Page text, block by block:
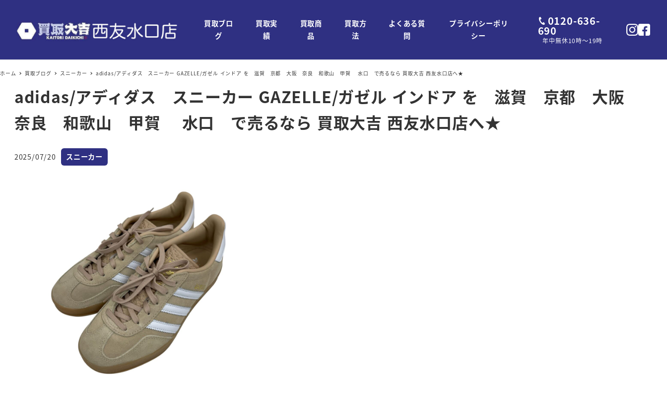
買取ブロ
グ
買取実
績
買取商
品
買取方
法
よくある質
問
プライバシーポリ
シー
0120-636-
690
年中無休10時～19時
ホーム 買取ブログ スニーカー adidas/アディダス スニーカー GAZELLE/ガゼル インドア を 滋賀 京都 大阪 奈良 和歌山 甲賀 水口 で売るなら 買取大吉 西友水口店へ★
adidas/アディダス スニーカー GAZELLE/ガゼル インドア を 滋賀 京都 大阪
奈良 和歌山 甲賀 水口 で売るなら 買取大吉 西友水口店へ★
投稿日
2025/07/20 カテゴリー
スニーカー